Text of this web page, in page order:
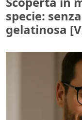
specie:
gelatinosa